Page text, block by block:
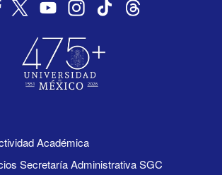
Académica
Secretaría Administrativa SGC